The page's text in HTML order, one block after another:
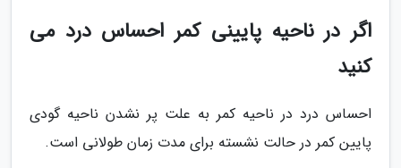
اگر در ناحیه پایینی کمر احساس درد می
کنید
احساس درد در ناحیه کمر به علت پر نشدن ناحیه گودی
پایین کمر در حالت نشسته برای مدت زمان طولانی است.